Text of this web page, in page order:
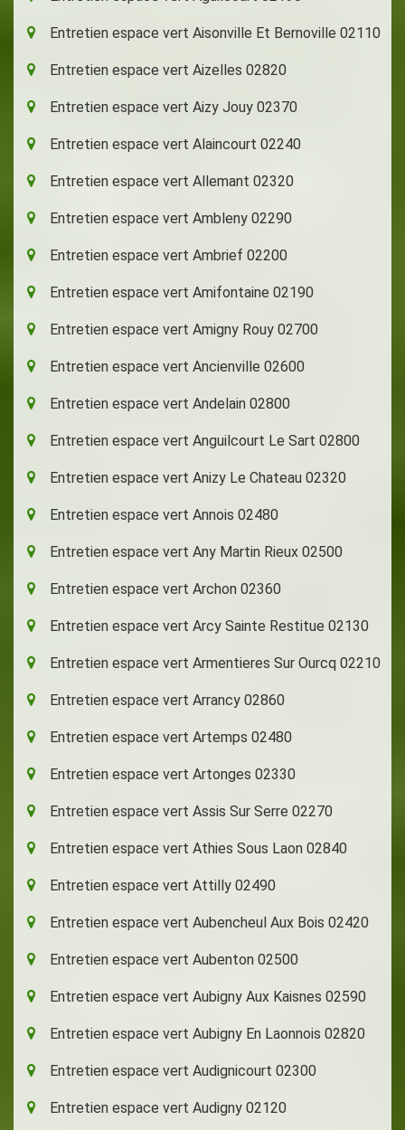
Entretien espace vert Aisonville Et Bernoville 02110
Entretien espace vert Aizelles 02820
Entretien espace vert Aizy Jouy 02370
Entretien espace vert Alaincourt 02240
Entretien espace vert Allemant 02320
Entretien espace vert Ambleny 02290
Entretien espace vert Ambrief 02200
Entretien espace vert Amifontaine 02190
Entretien espace vert Amigny Rouy 02700
Entretien espace vert Ancienville 02600
Entretien espace vert Andelain 02800
Entretien espace vert Anguilcourt Le Sart 02800
Entretien espace vert Anizy Le Chateau 02320
Entretien espace vert Annois 02480
Entretien espace vert Any Martin Rieux 02500
Entretien espace vert Archon 02360
Entretien espace vert Arcy Sainte Restitue 02130
Entretien espace vert Armentieres Sur Ourcq 02210
Entretien espace vert Arrancy 02860
Entretien espace vert Artemps 02480
Entretien espace vert Artonges 02330
Entretien espace vert Assis Sur Serre 02270
Entretien espace vert Athies Sous Laon 02840
Entretien espace vert Attilly 02490
Entretien espace vert Aubencheul Aux Bois 02420
Entretien espace vert Aubenton 02500
Entretien espace vert Aubigny Aux Kaisnes 02590
Entretien espace vert Aubigny En Laonnois 02820
Entretien espace vert Audignicourt 02300
Entretien espace vert Audigny 02120